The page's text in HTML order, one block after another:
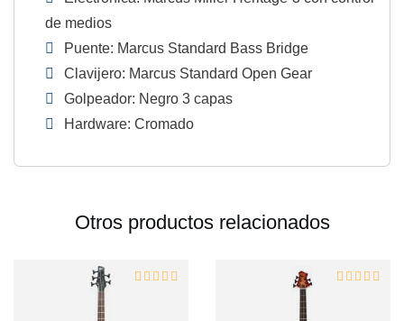
de medios
Puente: Marcus Standard Bass Bridge
Clavijero: Marcus Standard Open Gear
Golpeador: Negro 3 capas
Hardware: Cromado
Otros productos relacionados